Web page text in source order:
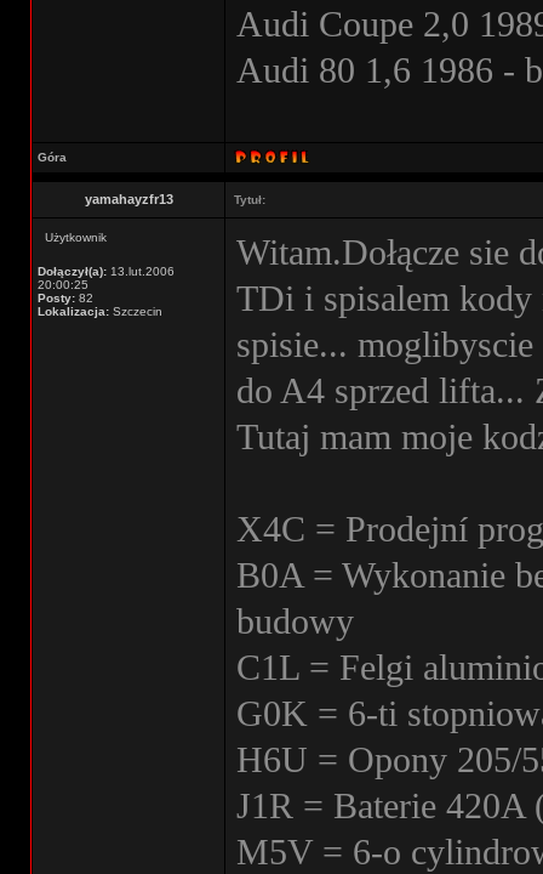
Audi Coupe 2,0
Audi 80 1,6 1986 -
Góra
yamahayzfr13 Tytuł:
Użytkownik
Dołączył(a): 13.lut.2006
20:00:25
Posty: 82
Lokalizacja: Szczecin
Witam.Dołącze sie
TDi i spisalem kody
spisie...
do A4 sprzed lifta...
Tutaj mam moje
X4C = Prodejní
B0A = Wykonanie
budowy
C1L = Felgi
G0K = 6-ti
H6U = Opony 205/
J1R = Baterie 420A
M5V = 6-o